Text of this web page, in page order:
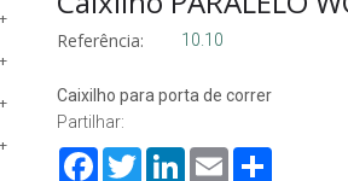
Referência: 10.10
Caixilho para porta de correr
Partilhar:
FacebookTwitterLinkedInEmail Share